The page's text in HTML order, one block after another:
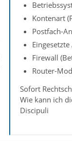
Kontenart
Postfach-
Firewall
Router-
Sofort
Wie kann ich
Discipuli